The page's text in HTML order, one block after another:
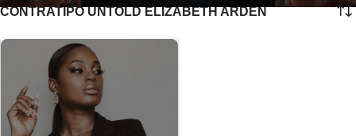
CONTRATIPO UNTOLD ELIZABETH ARDEN